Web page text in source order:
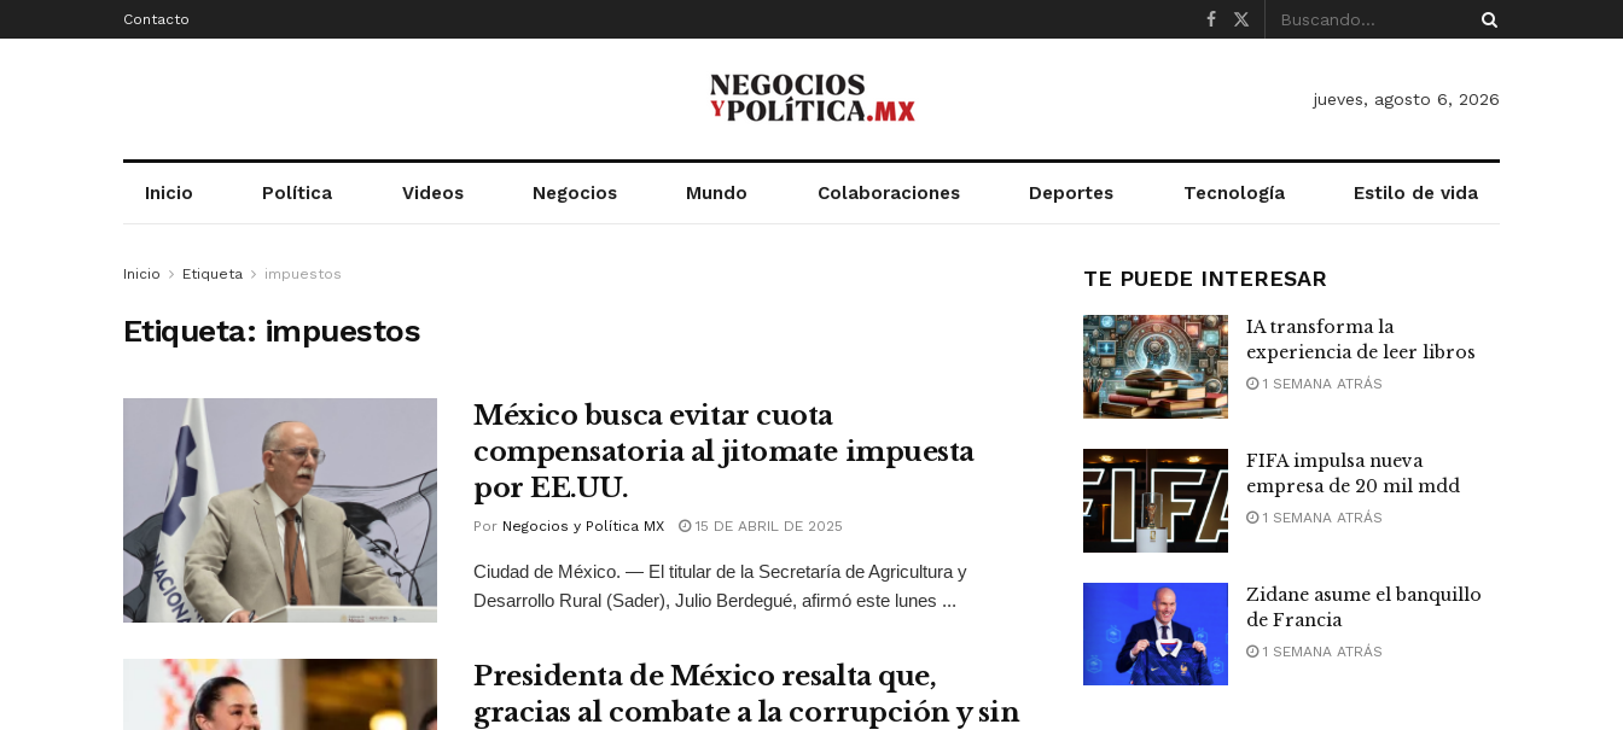
Contacto
jueves, agosto 6, 2026
Inicio Política Videos Negocios Mundo Colaboraciones Deportes Tecnología Estilo de vida
Inicio Etiqueta impuestos
Etiqueta: impuestos
México busca evitar cuota
compensatoria al jitomate impuesta
por EE.UU.
Por Negocios y Política MX 15 DE ABRIL DE 2025
Ciudad de México. — El titular de la Secretaría de Agricultura y
Desarrollo Rural (Sader), Julio Berdegué, afirmó este lunes ...
Presidenta de México resalta que,
gracias al combate a la corrupción y sin
TE PUEDE INTERESAR
IA transforma la
experiencia de leer libros
1 SEMANA ATRÁS
FIFA impulsa nueva
empresa de 20 mil mdd
1 SEMANA ATRÁS
Zidane asume el banquillo
de Francia
1 SEMANA ATRÁS